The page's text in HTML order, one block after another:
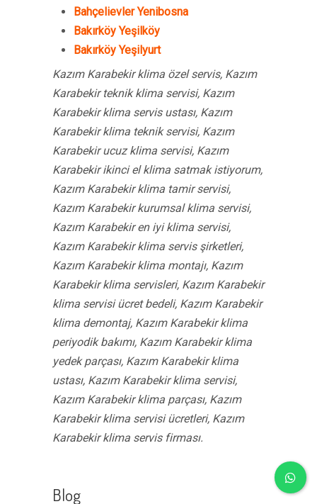
Bahçelievler Yenibosna
Bakırköy Yeşilköy
Bakırköy Yeşilyurt
Kazım Karabekir klima özel servis, Kazım
Karabekir teknik klima servisi, Kazım
Karabekir klima servis ustası, Kazım
Karabekir klima teknik servisi, Kazım
Karabekir ucuz klima servisi, Kazım
Karabekir ikinci el klima satmak istiyorum,
Kazım Karabekir klima tamir servisi,
Kazım Karabekir kurumsal klima servisi,
Kazım Karabekir en iyi klima servisi,
Kazım Karabekir klima servis şirketleri,
Kazım Karabekir klima montajı, Kazım
Karabekir klima servisleri, Kazım Karabekir
klima servisi ücret bedeli, Kazım Karabekir
klima demontaj, Kazım Karabekir klima
periyodik bakımı, Kazım Karabekir klima
yedek parçası, Kazım Karabekir klima
ustası, Kazım Karabekir klima servisi,
Kazım Karabekir klima parçası, Kazım
Karabekir klima servisi ücretleri, Kazım
Karabekir klima servis firması.
Blog